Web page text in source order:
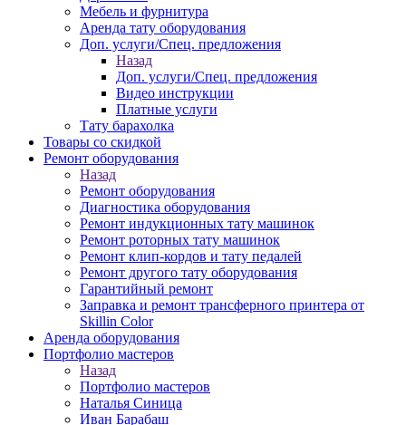
Мебель и фурнитура
Аренда тату оборудования
Доп. услуги/Спец. предложения
Назад
Доп. услуги/Спец. предложения
Видео инструкции
Платные услуги
Тату барахолка
Товары со скидкой
Ремонт оборудования
Назад
Ремонт оборудования
Диагностика оборудования
Ремонт индукционных тату машинок
Ремонт роторных тату машинок
Ремонт клип-кордов и тату педалей
Ремонт другого тату оборудования
Гарантийный ремонт
Заправка и ремонт трансферного принтера от
Skillin Color
Аренда оборудования
Портфолио мастеров
Назад
Портфолио мастеров
Наталья Синица
Иван Барабаш